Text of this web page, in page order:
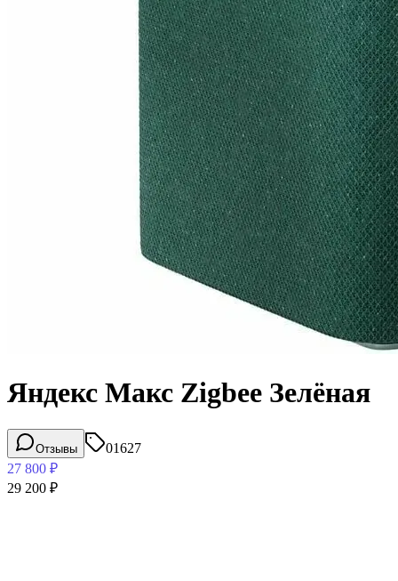
Яндекс Макс Zigbee Зелёная
Отзывы
01627
27 800 ₽
29 200 ₽